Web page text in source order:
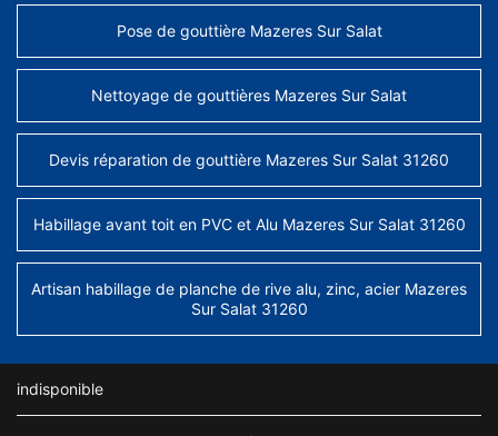
Pose de gouttière Mazeres Sur Salat
Nettoyage de gouttières Mazeres Sur Salat
Devis réparation de gouttière Mazeres Sur Salat 31260
Habillage avant toit en PVC et Alu Mazeres Sur Salat 31260
Artisan habillage de planche de rive alu, zinc, acier Mazeres
Sur Salat 31260
indisponible